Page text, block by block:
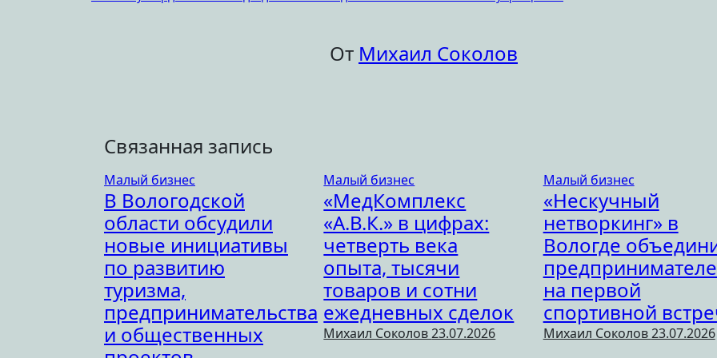
От Михаил Соколов
Связанная запись
Малый бизнес
В Вологодской
области обсудили
новые инициативы
по развитию
туризма,
предпринимательства
и общественных
Малый бизнес
«МедКомплекс
«А.В.К.» в цифрах:
четверть века
опыта, тысячи
товаров и сотни
ежедневных сделок
Михаил Соколов23.07.2026
Малый бизнес
«Нескучный
нетворкинг» в
Вологде
на первой
спортивной
Михаил Соколов23.07.2026